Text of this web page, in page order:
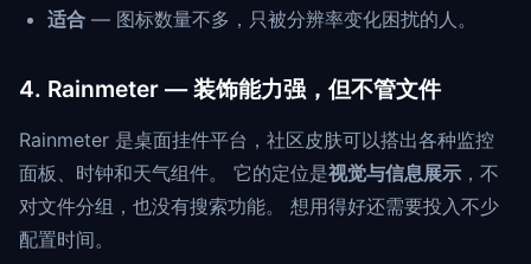
适合 — 图标数量不多，只被分辨率变化困扰的人。
4. Rainmeter — 装饰能力强，但不管文件
Rainmeter 是桌面挂件平台，社区皮肤可以搭出各种监控
面板、时钟和天气组件。 它的定位是视觉与信息展示 ，不
对文件分组，也没有搜索功能。 想用得好还需要投入不少
配置时间。